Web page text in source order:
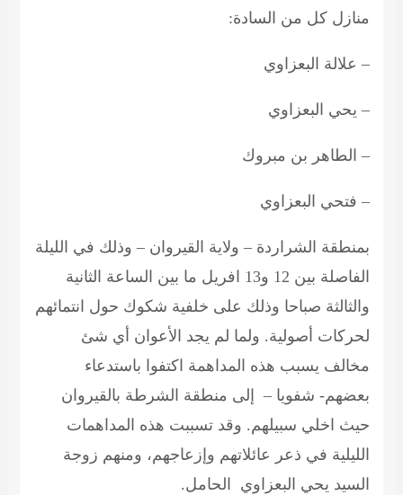
منازل كل من السادة:
– علالة البعزاوي
– يحي البعزاوي
– الطاهر بن مبروك
– فتحي البعزاوي
بمنطقة الشراردة – ولاية القيروان – وذلك في الليلة
الفاصلة بين 12 و13 افريل ما بين الساعة الثانية
والثالثة صباحا وذلك على خلفية شكوك حول انتمائهم
لحركات أصولية. ولما لم يجد الأعوان أي شئ
مخالف يسبب هذه المداهمة اكتفوا باستدعاء
بعضهم- شفويا – إلى منطقة الشرطة بالقيروان
حيث اخلي سبيلهم. وقد تسببت هذه المداهمات
الليلية في ذعر عائلاتهم وإزعاجهم، ومنهم زوجة
السيد يحي البعزاوي الحامل.